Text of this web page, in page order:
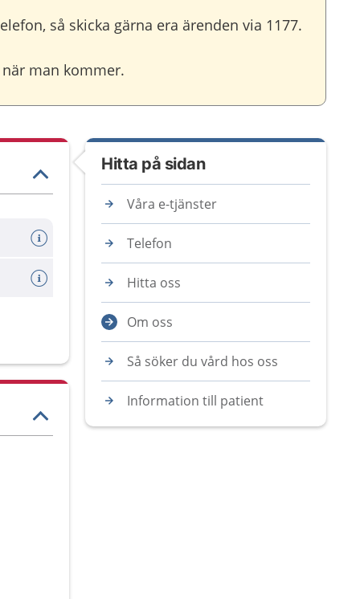
så skicka gärna era ärenden via 1177.
man kommer.
Hitta på sidan
Våra e-tjänster
Telefon
Hitta oss
Om oss
Så söker du vård hos oss
Information till patient